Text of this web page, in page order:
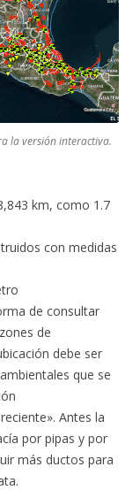
la versión interactiva.
km, como 1.7
con medidas
de consultar
de
debe ser
que se
Antes la
por pipas y por
más ductos para